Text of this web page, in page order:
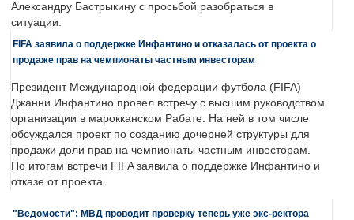
Александру Бастрыкину с просьбой разобраться в
ситуации.
FIFA заявила о поддержке Инфантино и отказалась от проекта о
продаже прав на чемпионаты частным инвесторам
Президент Международной федерации футбола (FIFA)
Джанни Инфантино провел встречу с высшим руководством
организации в марокканском Рабате. На ней в том числе
обсуждался проект по созданию дочерней структуры для
продажи доли прав на чемпионаты частным инвесторам.
По итогам встречи FIFA заявила о поддержке Инфантино и
отказе от проекта.
"Ведомости": МВД проводит проверку теперь уже экс-ректора